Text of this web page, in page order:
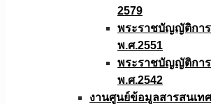
2579
พระราชบัญญัติกา
พ.ศ.2551
พระราชบัญญัติกา
พ.ศ.2542
งานศูนย์ข้อมูลสารสนเทศ